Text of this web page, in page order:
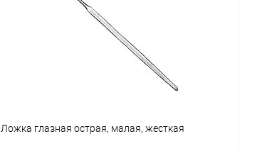
Купить в 1 клик
Ложка глазная острая, малая, жесткая